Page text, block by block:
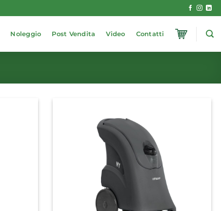
Noleggio Post Vendita Video Contatti